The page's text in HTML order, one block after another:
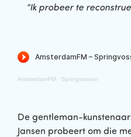
“Ik probeer te
AmsterdamFM · Springvossen
De gentleman-
Jansen probeert om die